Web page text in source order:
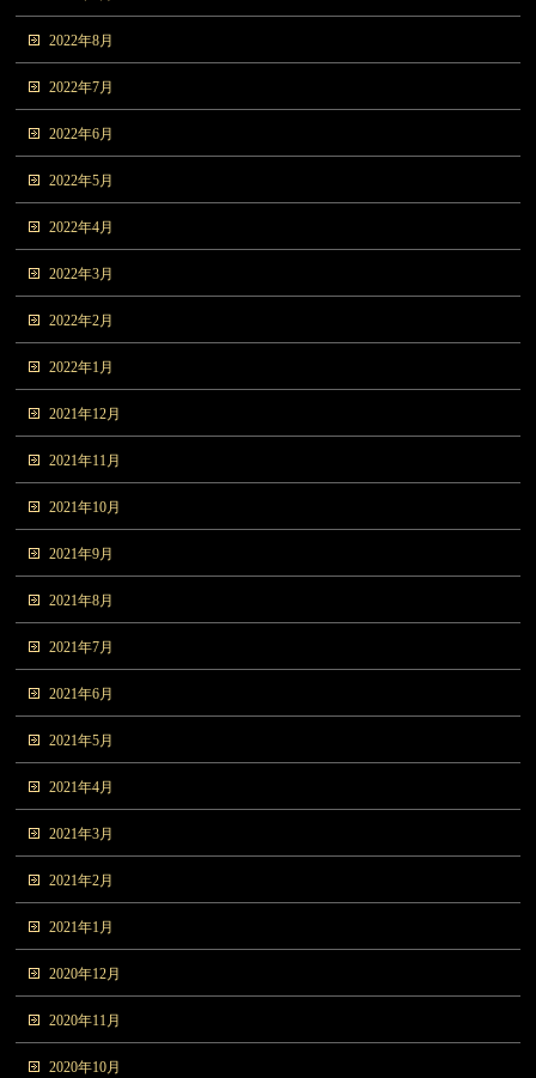
2022年8月
2022年7月
2022年6月
2022年5月
2022年4月
2022年3月
2022年2月
2022年1月
2021年12月
2021年11月
2021年10月
2021年9月
2021年8月
2021年7月
2021年6月
2021年5月
2021年4月
2021年3月
2021年2月
2021年1月
2020年12月
2020年11月
2020年10月